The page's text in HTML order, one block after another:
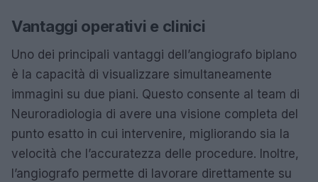
Vantaggi operativi e clinici
Uno dei principali vantaggi dell’angiografo biplano
è la capacità di visualizzare simultaneamente
immagini su due piani. Questo consente al team di
Neuroradiologia di avere una visione completa del
punto esatto in cui intervenire, migliorando sia la
velocità che l’accuratezza delle procedure. Inoltre,
l’angiografo permette di lavorare direttamente su